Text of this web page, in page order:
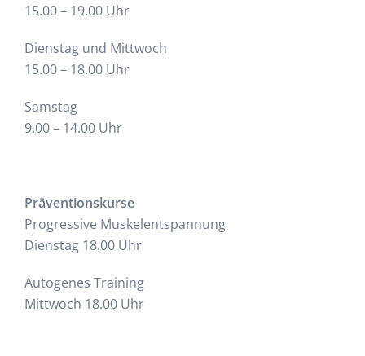
15.00 – 19.00 Uhr
Dienstag und Mittwoch
15.00 – 18.00 Uhr
Samstag
9.00 – 14.00 Uhr
Präventionskurse
Progressive Muskelentspannung
Dienstag 18.00 Uhr
Autogenes Training
Mittwoch 18.00 Uhr